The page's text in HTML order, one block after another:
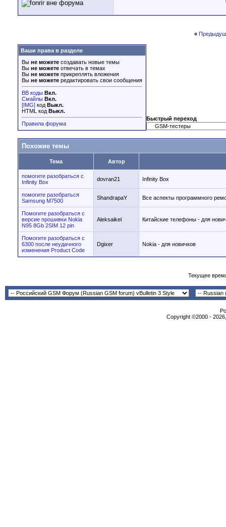
«
Ваши права в разделе
Вы не можете создавать новые темы
Вы не можете отвечать в темах
Вы не можете прикреплять вложения
Вы не можете редактировать свои сообщения
BB коды Вкл.
Смайлы Вкл.
[IMG] код Выкл.
HTML код Выкл.
Правила форума
Быстрый переход
Похожие темы
Тема Автор
помогите разобраться с
Infinity Box
dovran21 Infinity Box
помогите разобраться
Samsung M7500
ShandrapaY Все аспекты программного
Помогите разобраться с
версие прошивки Nokia
N95 8Gb 2SIM 12 pin
Aleksaikel Китайские телефоны - для
Помогите разобраться с
6300 после неудачного
изменения Product Code
Dgixer Nokia - для новичков
Текущее
Copyright ©2000 -